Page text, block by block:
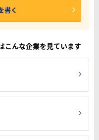
書く
こんな企業を見ています